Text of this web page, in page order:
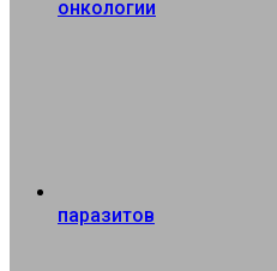
онкологии
паразитов